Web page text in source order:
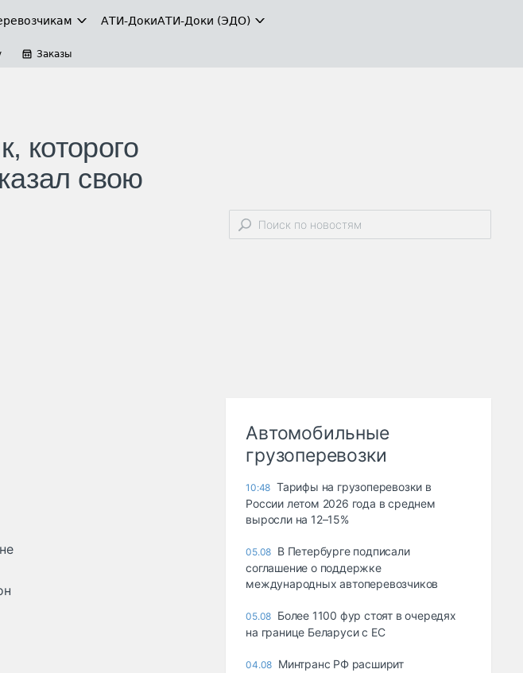
АТИ-ДокиАТИ-Доки (ЭДО)
Заказы
которого
свою
Автомобильные
грузоперевозки
10:48 Тарифы на грузоперевозки в
России летом 2026 года в среднем
выросли на 12–15%
05.08 В Петербурге подписали
соглашение о поддержке
международных автоперевозчиков
05.08 Более 1100 фур стоят в очередях
на границе Беларуси с ЕС
04.08 Минтранс РФ расширит